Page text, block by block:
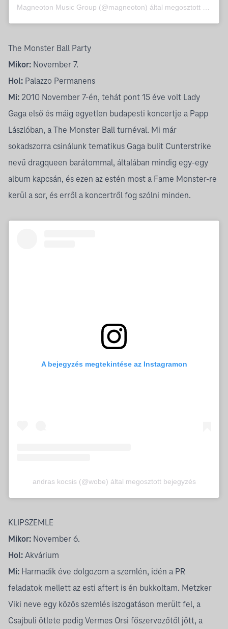
Magneoton Music Group (@magneoton) által megosztott bejegyzés
The Monster Ball Party
Mikor: November 7.
Hol: Palazzo Permanens
Mi: 2010 November 7-én, tehát pont 15 éve volt Lady
Gaga első és máig egyetlen budapesti koncertje a Papp
Lászlóban, a The Monster Ball turnéval. Mi már
sokadszorra csinálunk tematikus Gaga bulit Cunterstrike
nevű dragqueen barátommal, általában mindig egy-egy
album kapcsán, és ezen az estén most a Fame Monster-re
kerül a sor, és erről a koncertről fog szólni minden.
A bejegyzés megtekintése az Instagramon
andras kocsis (@wobe) által megosztott bejegyzés
KLIPSZEMLE
Mikor: November 6.
Hol: Akvárium
Mi: Harmadik éve dolgozom a szemlén, idén a PR
feladatok mellett az esti aftert is én bukkoltam. Metzker
Viki neve egy közös szemlés iszogatáson merült fel, a
Csajbuli ötlete pedig Vermes Orsi főszervezőtől jött, a